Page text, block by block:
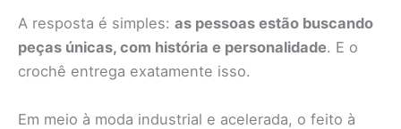
A resposta é simples: as pessoas estão buscando
peças únicas, com história e personalidade. E o
crochê entrega exatamente isso.
Em meio à moda industrial e acelerada, o feito à